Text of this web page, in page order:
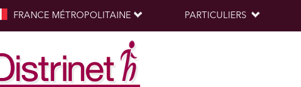
FRANCE MÉTROPOLITAINE PARTICULIERS